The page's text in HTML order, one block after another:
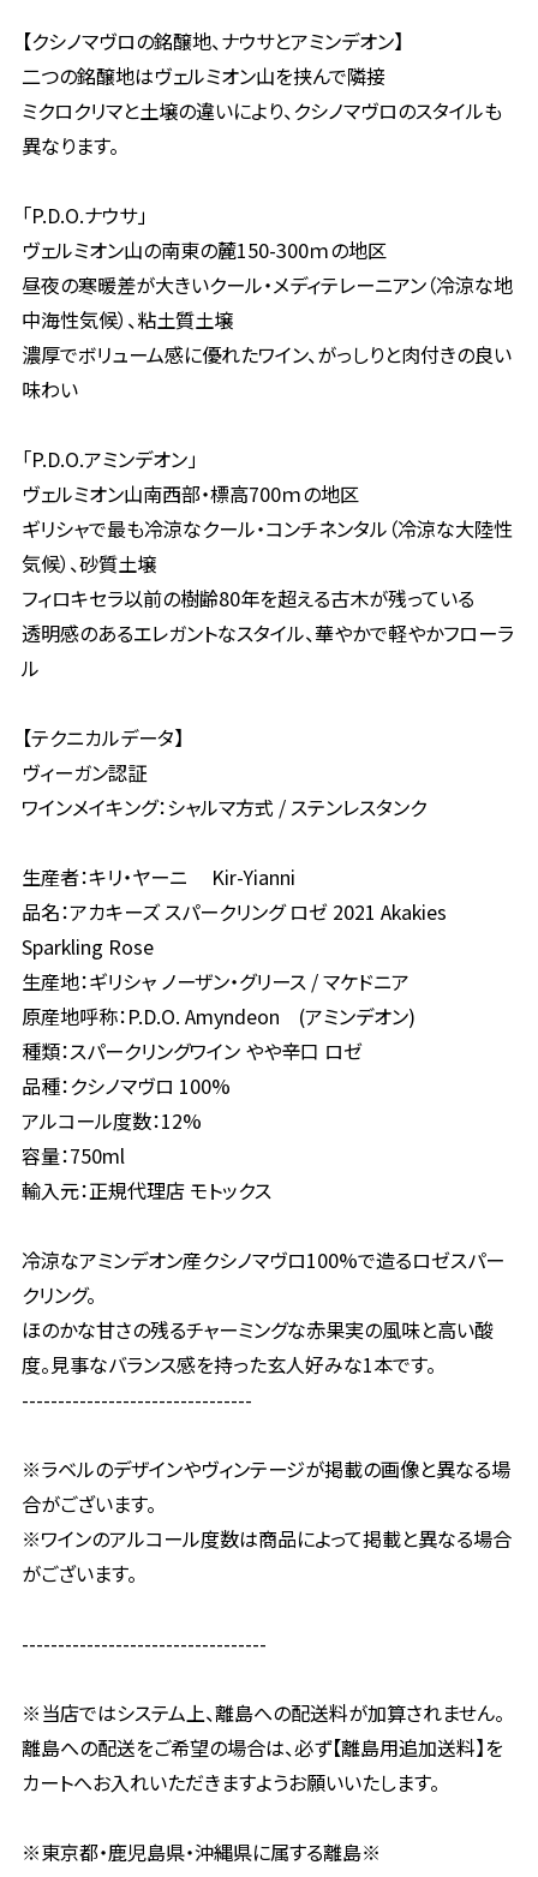
【クシノマヴロの銘醸地、ナウサとアミンデオン】
二つの銘醸地はヴェルミオン山を挟んで隣接
ミクロクリマと土壌の違いにより、クシノマヴロのスタイルも
異なります。
「P.D.O.ナウサ」
ヴェルミオン山の南東の麓150-300ｍの地区
昼夜の寒暖差が大きいクール・メディテレーニアン（冷涼な地
中海性気候）、粘土質土壌
濃厚でボリューム感に優れたワイン、がっしりと肉付きの良い
味わい
「P.D.O.アミンデオン」
ヴェルミオン山南西部・標高700ｍの地区
ギリシャで最も冷涼なクール・コンチネンタル（冷涼な大陸性
気候）、砂質土壌
フィロキセラ以前の樹齢80年を超える古木が残っている
透明感のあるエレガントなスタイル、華やかで軽やかフローラ
ル
【テクニカルデータ】
ヴィーガン認証
ワインメイキング：シャルマ方式 / ステンレスタンク
生産者：キリ・ヤーニ Kir-Yianni
品名：アカキーズ スパークリング ロゼ 2021 Akakies
Sparkling Rose
生産地：ギリシャ ノーザン・グリース / マケドニア
原産地呼称：P.D.O. Amyndeon (アミンデオン)
種類：スパークリングワイン やや辛口 ロゼ
品種：クシノマヴロ 100%
アルコール度数：12%
容量：750ml
輸入元：正規代理店 モトックス
冷涼なアミンデオン産クシノマヴロ100%で造るロゼスパー
クリング。
ほのかな甘さの残るチャーミングな赤果実の風味と高い酸
度。見事なバランス感を持った玄人好みな1本です。
--------------------------------
※ラベルのデザインやヴィンテージが掲載の画像と異なる場
合がございます。
※ワインのアルコール度数は商品によって掲載と異なる場合
がございます。
----------------------------------
※当店ではシステム上、離島への配送料が加算されません。
離島への配送をご希望の場合は、必ず【離島用追加送料】を
カートへお入れいただきますようお願いいたします。
※東京都・鹿児島県・沖縄県に属する離島※